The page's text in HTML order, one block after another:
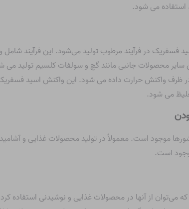
استفاده می شود.
فسفریک در فرآیند مرطوب تولید می‌شود. این
محصولات جانبی مانند گچ و سولفات کلسیم تولید می
ظرف واکنش حرارت داده می شود. این واکنش اسید
می شود.
موجود است. معمولاً در تولید محصولات غذایی و
است.
می‌توان از آنها در محصولات غذایی و نوشیدنی استفاده